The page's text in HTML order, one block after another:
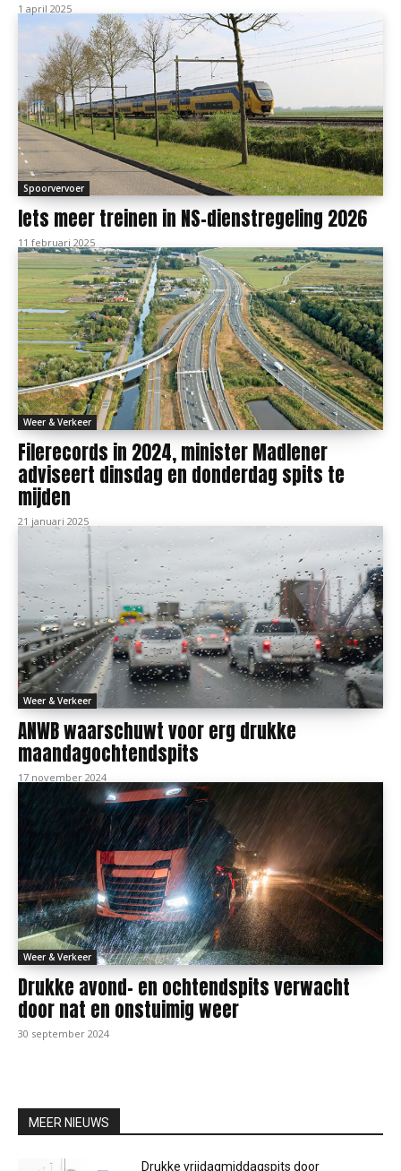
1 april 2025
Spoorvervoer
Iets meer treinen in NS-dienstregeling 2026
11 februari 2025
Weer & Verkeer
Filerecords in 2024, minister Madlener
adviseert dinsdag en donderdag spits te
mijden
21 januari 2025
Weer & Verkeer
ANWB waarschuwt voor erg drukke
maandagochtendspits
17 november 2024
Weer & Verkeer
Drukke avond- en ochtendspits verwacht
door nat en onstuimig weer
30 september 2024
MEER NIEUWS
Drukke vrijdagmiddagspits door